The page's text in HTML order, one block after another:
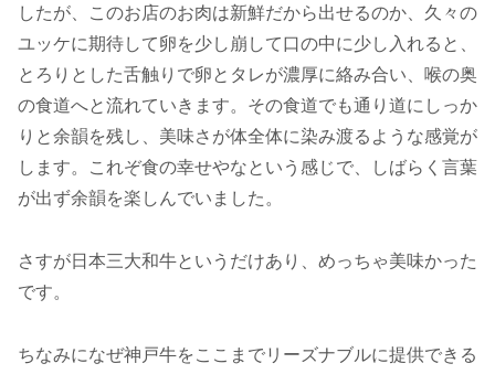
したが、このお店のお肉は新鮮だから出せるのか、久々の
ユッケに期待して卵を少し崩して口の中に少し入れると、
とろりとした舌触りで卵とタレが濃厚に絡み合い、喉の奥
の食道へと流れていきます。その食道でも通り道にしっか
りと余韻を残し、美味さが体全体に染み渡るような感覚が
します。これぞ食の幸せやなという感じで、しばらく言葉
が出ず余韻を楽しんでいました。
さすが日本三大和牛というだけあり、めっちゃ美味かった
です。
ちなみになぜ神戸牛をここまでリーズナブルに提供できる